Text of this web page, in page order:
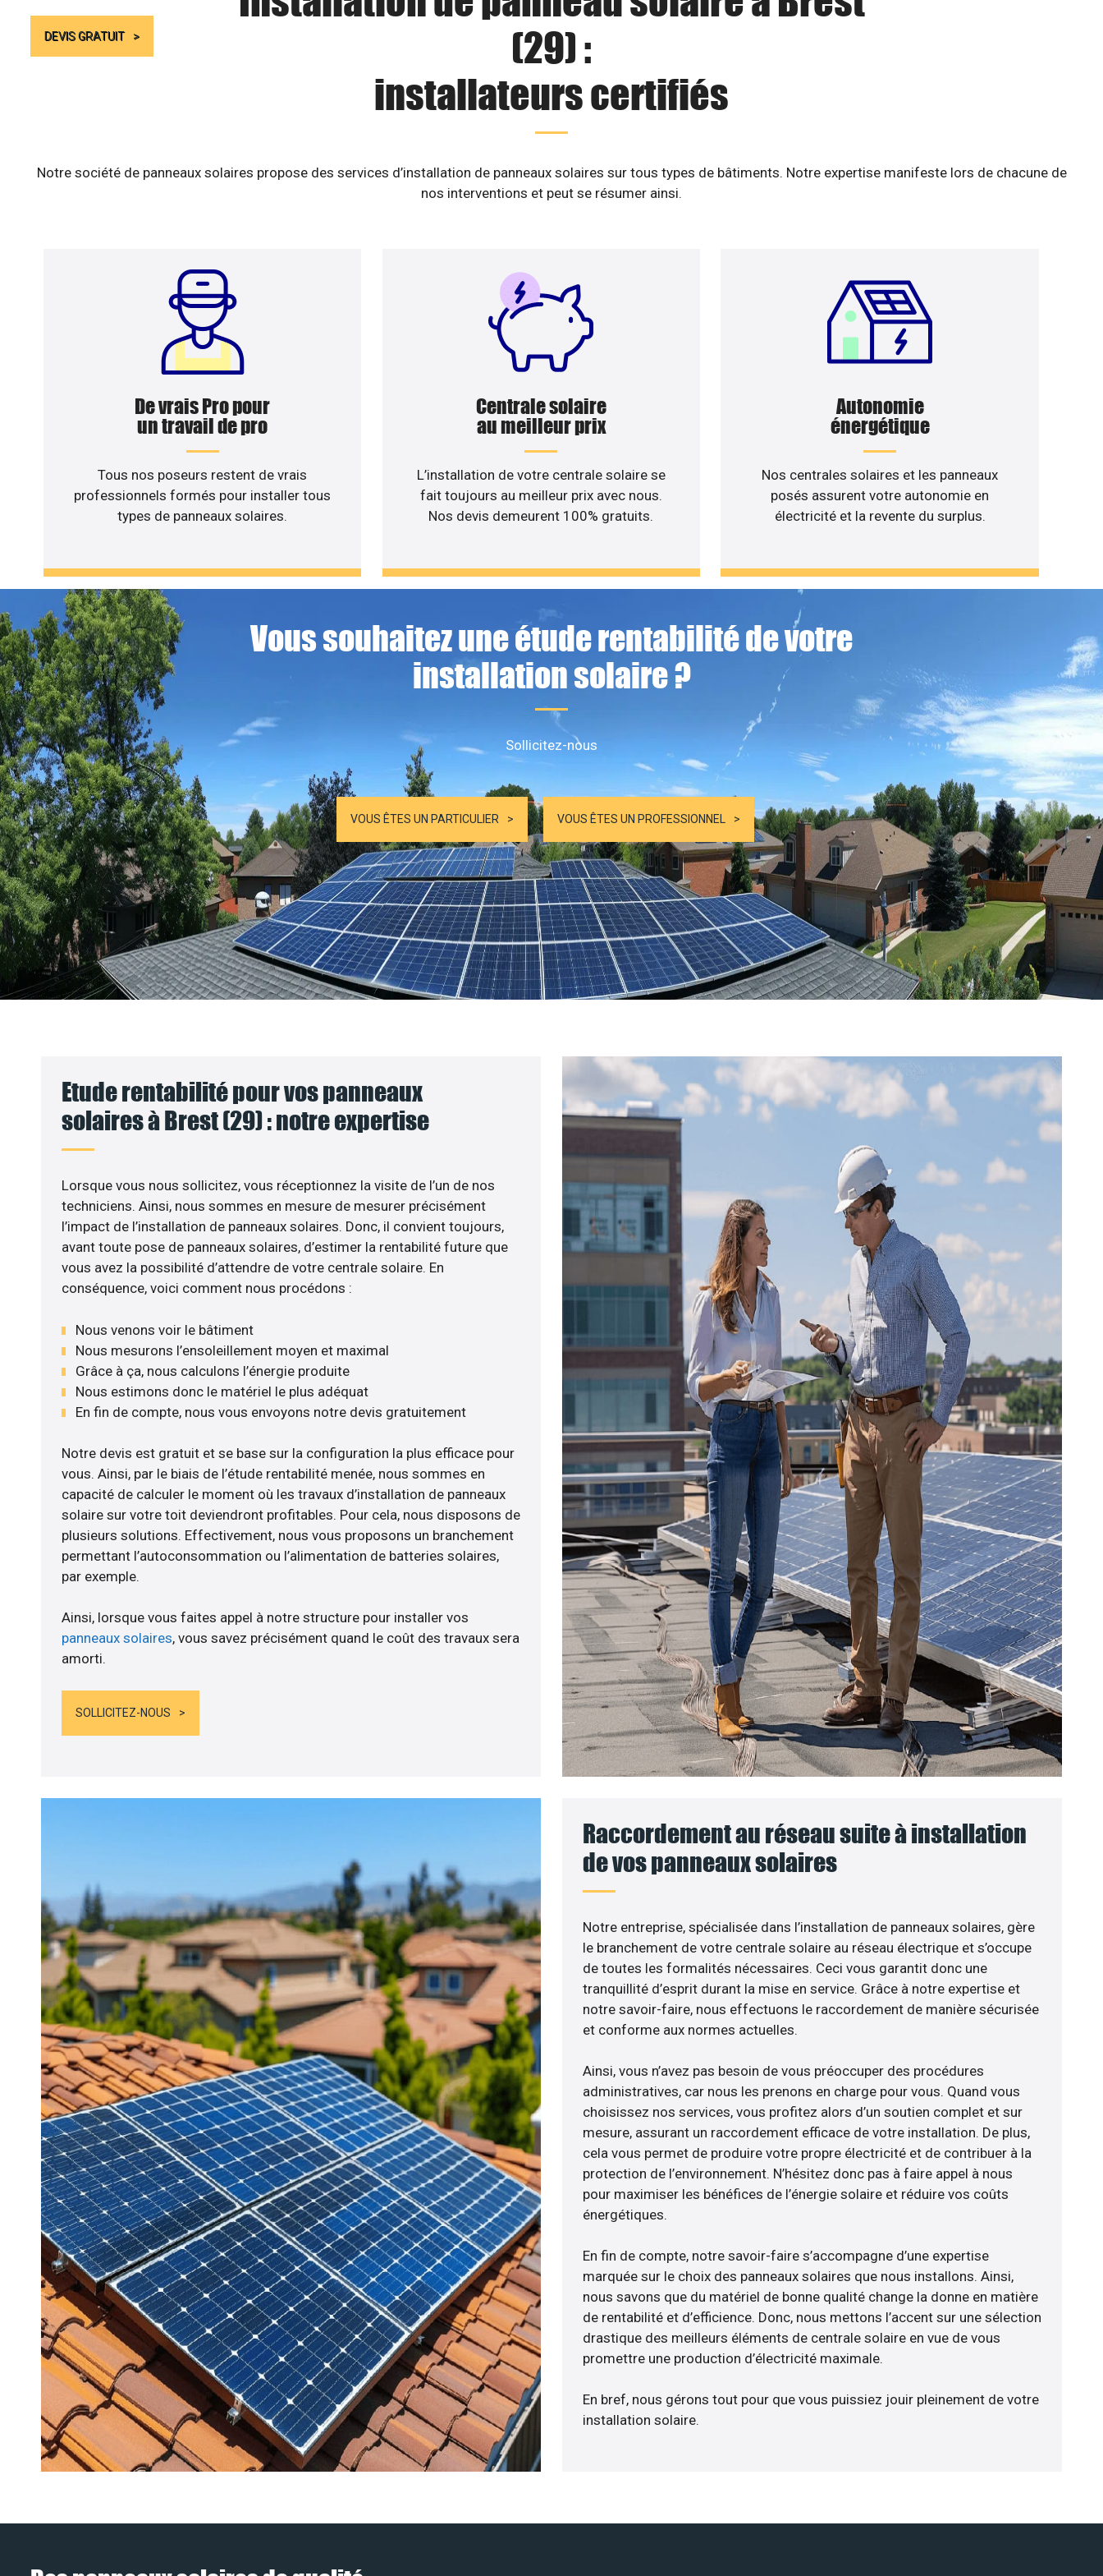
DEVIS GRATUIT
(29) :
installateurs certifiés
Notre société de panneaux solaires propose des services d’installation de panneaux solaires sur tous types de bâtiments. Notre expertise manifeste lors de chacune de
nos interventions et peut se résumer ainsi.
De vrais Pro pour
un travail de pro
Tous nos poseurs restent de vrais
professionnels formés pour installer tous
types de panneaux solaires.
Centrale solaire
au meilleur prix
L’installation de votre centrale solaire se
fait toujours au meilleur prix avec nous.
Nos devis demeurent 100% gratuits.
Autonomie
énergétique
Nos centrales solaires et les panneaux
posés assurent votre autonomie en
électricité et la revente du surplus.
Vous souhaitez une étude rentabilité de votre
installation solaire ?
Sollicitez-nous
VOUS ÊTES UN PARTICULIER VOUS ÊTES UN PROFESSIONNEL
Etude rentabilité pour vos panneaux
solaires à Brest (29) : notre expertise
Lorsque vous nous sollicitez, vous réceptionnez la visite de l’un de nos
techniciens. Ainsi, nous sommes en mesure de mesurer précisément
l’impact de l’installation de panneaux solaires. Donc, il convient toujours,
avant toute pose de panneaux solaires, d’estimer la rentabilité future que
vous avez la possibilité d’attendre de votre centrale solaire. En
conséquence, voici comment nous procédons :
Nous venons voir le bâtiment
Nous mesurons l’ensoleillement moyen et maximal
Grâce à ça, nous calculons l’énergie produite
Nous estimons donc le matériel le plus adéquat
En fin de compte, nous vous envoyons notre devis gratuitement
Notre devis est gratuit et se base sur la configuration la plus efficace pour
vous. Ainsi, par le biais de l’étude rentabilité menée, nous sommes en
capacité de calculer le moment où les travaux d’installation de panneaux
solaire sur votre toit deviendront profitables. Pour cela, nous disposons de
plusieurs solutions. Effectivement, nous vous proposons un branchement
permettant l’autoconsommation ou l’alimentation de batteries solaires,
par exemple.
Ainsi, lorsque vous faites appel à notre structure pour installer vos
panneaux solaires, vous savez précisément quand le coût des travaux sera
amorti.
SOLLICITEZ-NOUS
Raccordement au réseau suite à installation
de vos panneaux solaires
Notre entreprise, spécialisée dans l’installation de panneaux solaires, gère
le branchement de votre centrale solaire au réseau électrique et s’occupe
de toutes les formalités nécessaires. Ceci vous garantit donc une
tranquillité d’esprit durant la mise en service. Grâce à notre expertise et
notre savoir-faire, nous effectuons le raccordement de manière sécurisée
et conforme aux normes actuelles.
Ainsi, vous n’avez pas besoin de vous préoccuper des procédures
administratives, car nous les prenons en charge pour vous. Quand vous
choisissez nos services, vous profitez alors d’un soutien complet et sur
mesure, assurant un raccordement efficace de votre installation. De plus,
cela vous permet de produire votre propre électricité et de contribuer à la
protection de l’environnement. N’hésitez donc pas à faire appel à nous
pour maximiser les bénéfices de l’énergie solaire et réduire vos coûts
énergétiques.
En fin de compte, notre savoir-faire s’accompagne d’une expertise
marquée sur le choix des panneaux solaires que nous installons. Ainsi,
nous savons que du matériel de bonne qualité change la donne en matière
de rentabilité et d’efficience. Donc, nous mettons l’accent sur une sélection
drastique des meilleurs éléments de centrale solaire en vue de vous
promettre une production d’électricité maximale.
En bref, nous gérons tout pour que vous puissiez jouir pleinement de votre
installation solaire.